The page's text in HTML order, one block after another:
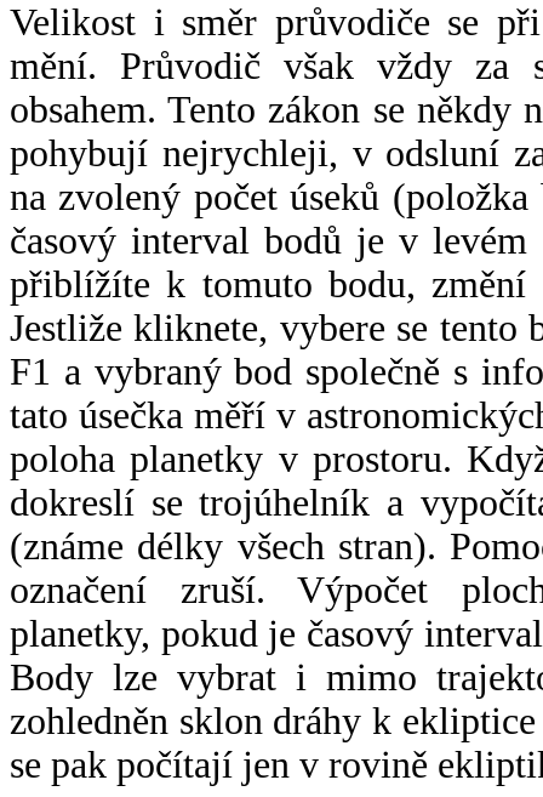
Velikost i směr průvodiče se
mění. Průvodič však vždy za
obsahem. Tento zákon se někdy
pohybují nejrychleji, v odsluní
na zvolený počet úseků
časový interval bodů je v
přiblížíte k tomuto bodu,
Jestliže kliknete, vybere se tento
F1 a vybraný bod společně s
tato úsečka měří v
poloha planetky v prostoru.
dokreslí se trojúhelník a
(známe délky všech stran).
označení zruší. Výpočet
planetky, pokud je časový
Body lze vybrat i mimo
zohledněn sklon dráhy k
se pak počítají jen v rovině